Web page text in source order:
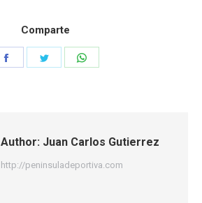
Comparte
Share
Author: Juan Carlos Gutierrez
http://peninsuladeportiva.com